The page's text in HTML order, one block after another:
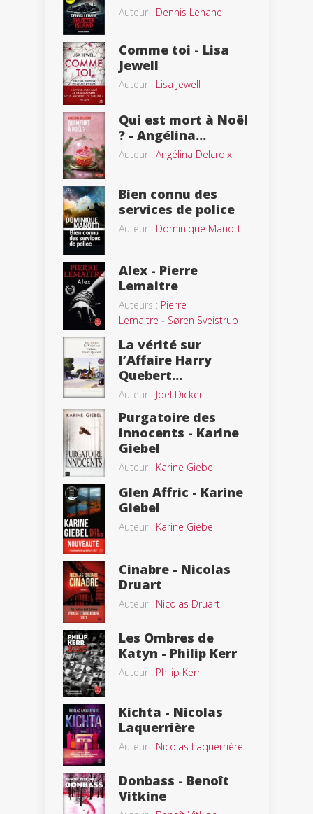
Auteur : Dennis Lehane
Comme toi - Lisa
Jewell
Auteur : Lisa Jewell
Qui est mort à Noël
? - Angélina...
Auteur : Angélina Delcroix
Bien connu des
services de police
Auteur : Dominique Manotti
Alex - Pierre
Lemaitre
Auteurs : Pierre
Lemaitre - Søren Sveistrup
La vérité sur
l’Affaire Harry
Quebert...
Auteur : Joël Dicker
Purgatoire des
innocents - Karine
Giebel
Auteur : Karine Giebel
Glen Affric - Karine
Giebel
Auteur : Karine Giebel
Cinabre - Nicolas
Druart
Auteur : Nicolas Druart
Les Ombres de
Katyn - Philip Kerr
Auteur : Philip Kerr
Kichta - Nicolas
Laquerrière
Auteur : Nicolas Laquerrière
Donbass - Benoît
Vitkine